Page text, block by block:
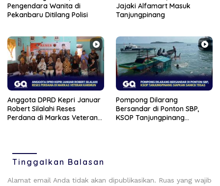
Pengendara Wanita di
Pekanbaru Ditilang Polisi
Jajaki Alfamart Masuk
Tanjungpinang
Anggota DPRD Kepri Januar
Robert Silalahi Reses
Perdana di Markas Veteran
Pompong Dilarang
Bersandar di Ponton SBP,
KSOP Tanjungpinang
Tinggalkan Balasan
Alamat email Anda tidak akan dipublikasikan. Ruas yang wajib